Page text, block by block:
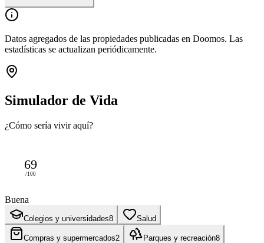
Datos agregados de las propiedades publicadas en Doomos. Las
estadísticas se actualizan periódicamente.
Simulador de Vida
¿Cómo sería vivir aquí?
69
/100
Buena
Colegios y universidades8 Salud
Compras y supermercados2 Parques y recreación8